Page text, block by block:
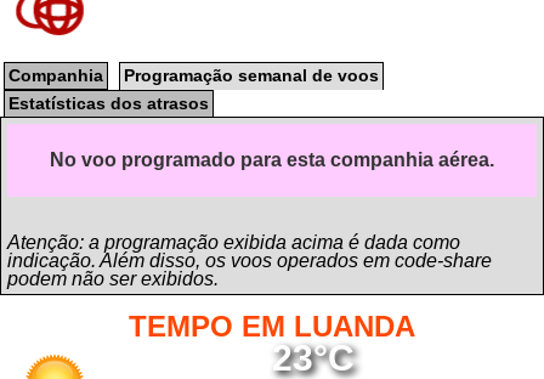
Companhia
Programação semanal de voos
Estatísticas dos atrasos
No voo programado para esta companhia aérea.
Atenção: a programação exibida acima é dada como
indicação. Além disso, os voos operados em code-share
podem não ser exibidos.
TEMPO EM LUANDA
23°C